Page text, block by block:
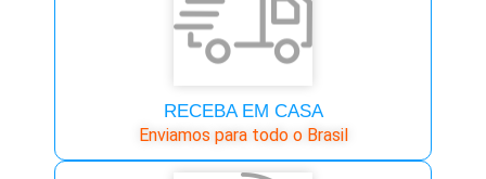
RECEBA EM CASA
Enviamos para todo o Brasil